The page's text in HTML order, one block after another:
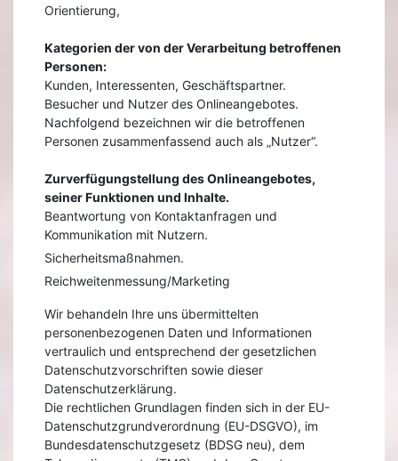
Orientierung,
Kategorien der von der Verarbeitung betroffenen
Personen:
Kunden, Interessenten, Geschäftspartner.
Besucher und Nutzer des Onlineangebotes.
Nachfolgend bezeichnen wir die betroffenen
Personen zusammenfassend auch als „Nutzer“.
Zurverfügungstellung des Onlineangebotes,
seiner Funktionen und Inhalte.
Beantwortung von Kontaktanfragen und
Kommunikation mit Nutzern.
Sicherheitsmaßnahmen.
Reichweitenmessung/Marketing
Wir behandeln Ihre uns übermittelten
personenbezogenen Daten und Informationen
vertraulich und entsprechend der gesetzlichen
Datenschutzvorschriften sowie dieser
Datenschutzerklärung.
Die rechtlichen Grundlagen finden sich in der EU-
Datenschutzgrundverordnung (EU-DSGVO), im
Bundesdatenschutzgesetz (BDSG neu), dem